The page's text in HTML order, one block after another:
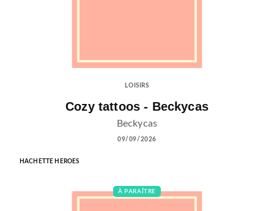
LOISIRS
Cozy tattoos - Beckycas
Beckycas
09/09/2026
HACHETTE HEROES
À PARAÎTRE